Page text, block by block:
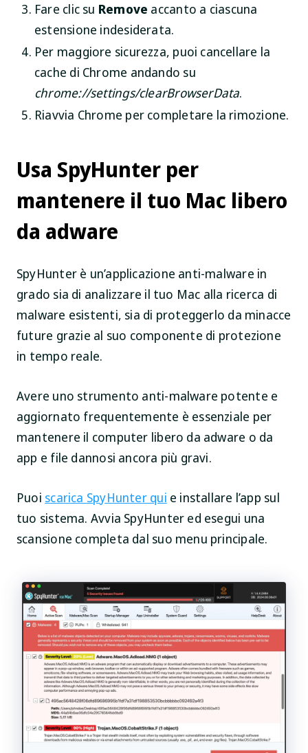
Fare clic su Remove accanto a ciascuna
estensione indesiderata.
Per maggiore sicurezza, puoi cancellare la
cache di Chrome andando su
chrome://settings/clearBrowserData.
Riavvia Chrome per completare la rimozione.
Usa SpyHunter per
mantenere il tuo Mac libero
da adware
SpyHunter è un’applicazione anti-malware in
grado sia di analizzare il tuo Mac alla ricerca di
malware esistenti, sia di proteggerlo da minacce
future grazie al suo componente di protezione
in tempo reale.
Avere uno strumento anti-malware potente e
aggiornato frequentemente è essenziale per
mantenere il computer libero da adware o da
app e file dannosi ancora più gravi.
Puoi scarica SpyHunter qui e installare l’app sul
tuo sistema. Avvia SpyHunter ed esegui una
scansione completa dal suo menu principale.